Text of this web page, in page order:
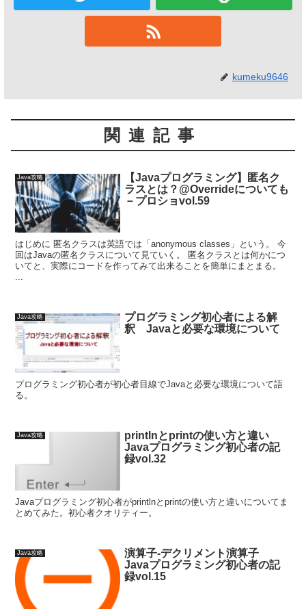
kumeku9646
関連記事
Java攻略
【Javaプログラミング】匿名ク
ラスとは？@Overrideについても
－プロショvol.59
はじめに 匿名クラスは英語では「anonymous classes」という。 今
回はJavaの匿名クラスについて見ていく。 匿名クラスとは何かにつ
いてと、実際にコードを作ってみて出来ることを簡単にまとまる。
...
Java攻略
プログラミング初心者による解
釈 Javaと必要な環境について
プログラミング初心者が初心者目線でJavaと必要な環境について語
る。
Java攻略
printlnとprintの使い方と違い
Javaプログラミング初心者の記
録vol.32
Javaプログラミング初心者がprintlnとprintの使い方と違いについてま
とめてみた。初心者クオリティー。
Java攻略
演算子-デクリメント演算子
Javaプログラミング初心者の記
録vol.15